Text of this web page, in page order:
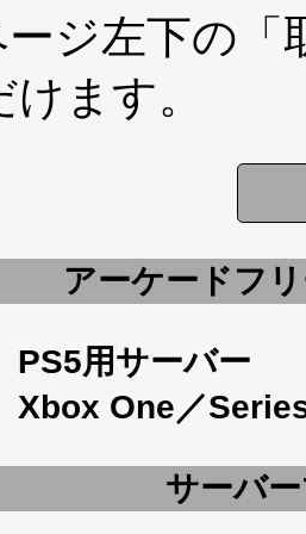
ジ左下の
ます。
アーケードフ
PS5用サーバー
Xbox One／
サーバ